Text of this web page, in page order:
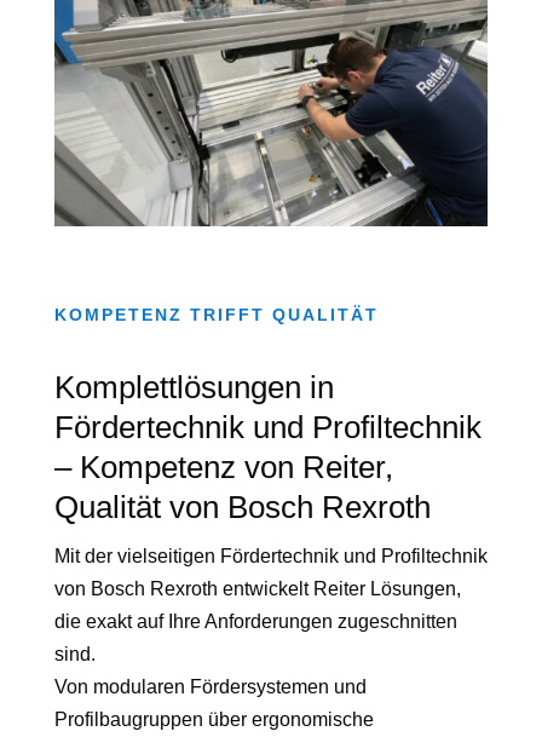
KOMPETENZ TRIFFT QUALITÄT
Komplettlösungen in
Fördertechnik und Profiltechnik
– Kompetenz von Reiter,
Qualität von Bosch Rexroth
Mit der vielseitigen Fördertechnik und Profiltechnik
von Bosch Rexroth entwickelt Reiter Lösungen,
die exakt auf Ihre Anforderungen zugeschnitten
sind.
Von modularen Fördersystemen und
Profilbaugruppen über ergonomische